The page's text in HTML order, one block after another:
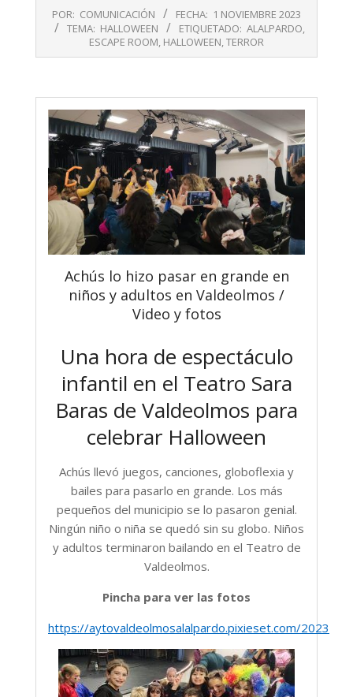
11-
POR: COMUNICACIÓN FECHA: 1 NOVIEMBRE 2023
TEMA: HALLOWEEN ETIQUETADO: ALALPARDO,
ESCAPE ROOM, HALLOWEEN,TERROR
Achús lo hizo pasar en grande en
niños y adultos en Valdeolmos /
Video y fotos
Una hora de espectáculo
infantil en el Teatro Sara
Baras de Valdeolmos para
celebrar Halloween
Achús llevó juegos, canciones, globoflexia y
bailes para pasarlo en grande. Los más
pequeños del municipio se lo pasaron genial.
Ningún niño o niña se quedó sin su globo. Niños
y adultos terminaron bailando en el Teatro de
Valdeolmos.
Pincha para ver las fotos
https://aytovaldeolmosalalpardo.pixieset.com/